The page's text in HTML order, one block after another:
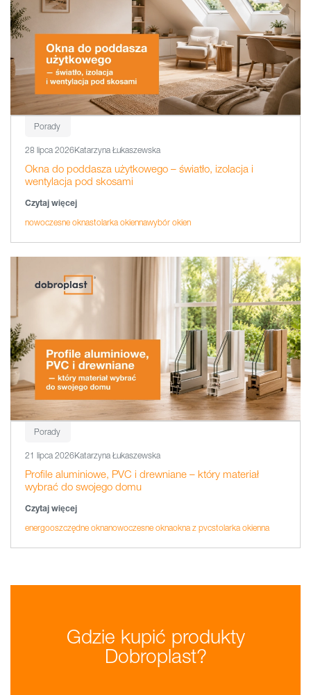
Porady
28 lipca 2026Katarzyna Łukaszewska
Okna do poddasza użytkowego – światło, izolacja i
wentylacja pod skosami
Czytaj więcej
nowoczesne oknastolarka okiennawybór okien
Porady
21 lipca 2026Katarzyna Łukaszewska
Profile aluminiowe, PVC i drewniane – który materiał
wybrać do swojego domu
Czytaj więcej
energooszczędne oknanowoczesne oknaokna z pvcstolarka okienna
Gdzie kupić produkty
Dobroplast?